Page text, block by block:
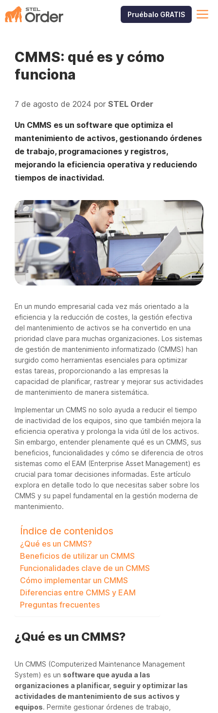
Saltar
al
Pruébalo GRATIS
CMMS: qué es y cómo
funciona
7 de agosto de 2024 por STEL Order
Un CMMS es un software que optimiza el
mantenimiento de activos, gestionando órdenes
de trabajo, programaciones y registros,
mejorando la eficiencia operativa y reduciendo
tiempos de inactividad.
En un mundo empresarial cada vez más orientado a la
eficiencia y la reducción de costes, la gestión efectiva
del mantenimiento de activos se ha convertido en una
prioridad clave para muchas organizaciones. Los sistemas
de gestión de mantenimiento informatizado (CMMS) han
surgido como herramientas esenciales para optimizar
estas tareas, proporcionando a las empresas la
capacidad de planificar, rastrear y mejorar sus actividades
de mantenimiento de manera sistemática.
Implementar un CMMS no solo ayuda a reducir el tiempo
de inactividad de los equipos, sino que también mejora la
eficiencia operativa y prolonga la vida útil de los activos.
Sin embargo, entender plenamente qué es un CMMS, sus
beneficios, funcionalidades y cómo se diferencia de otros
sistemas como el EAM (Enterprise Asset Management) es
crucial para tomar decisiones informadas. Este artículo
explora en detalle todo lo que necesitas saber sobre los
CMMS y su papel fundamental en la gestión moderna de
mantenimiento.
Índice de contenidos
¿Qué es un CMMS?
Beneficios de utilizar un CMMS
Funcionalidades clave de un CMMS
Cómo implementar un CMMS
Diferencias entre CMMS y EAM
Preguntas frecuentes
¿Qué es un CMMS?
Un CMMS (Computerized Maintenance Management
System) es un software que ayuda a las
organizaciones a planificar, seguir y optimizar las
actividades de mantenimiento de sus activos y
equipos. Permite gestionar órdenes de trabajo,